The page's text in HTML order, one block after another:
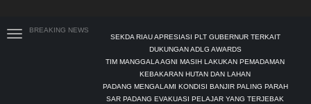
BREAKING NEWS
SEKDA RIAU APRESIASI PLT GUBERNUR TERKAIT
DUKUNGAN ADLG AWARDS
TIM MANGGALA AGNI MASIH LAKUKAN PEMADAMAN
KEBAKARAN HUTAN DAN LAHAN
PADANG MENGALAMI KONDISI BANJIR PALING PARAH
SAR PADANG EVAKUASI PELAJAR YANG TERJEBAK